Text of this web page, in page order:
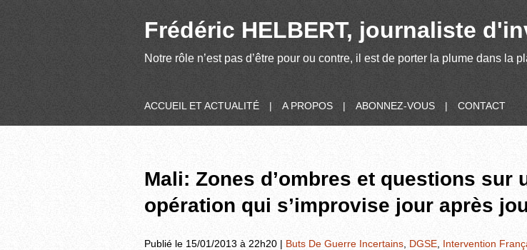
Frédéric HELBERT, journaliste
Notre rôle n’est pas d’être pour ou contre, il est de porter la plume dans la
ACCUEIL ET ACTUALITÉ | A PROPOS | ABONNEZ-VOUS | CONTACT
Mali: Zones d’ombres et questions sur
opération qui s’improvise jour après
Publié le 15/01/2013 à 22h20 | Buts De Guerre Incertains DGSE Intervention